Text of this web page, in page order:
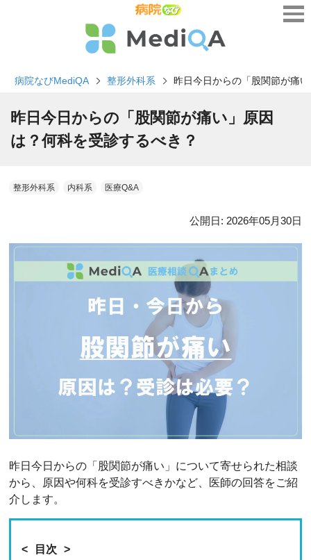
病院なびMediQA 整形外科系 昨日今日からの「股関節が痛
昨日今日からの「股関節が痛い」原因
は？何科を受診するべき？
整形外科系 内科系 医療Q&A
公開日: 2026年05月30日
昨日今日からの「股関節が痛い」について寄せられた相談
から、原因や何科を受診すべきかなど、医師の回答をご紹
介します。
目次